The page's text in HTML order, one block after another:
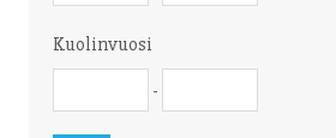
Kuolinvuosi
-